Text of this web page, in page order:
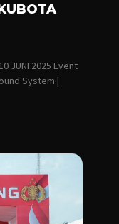
JUNI 2025 Event
System |